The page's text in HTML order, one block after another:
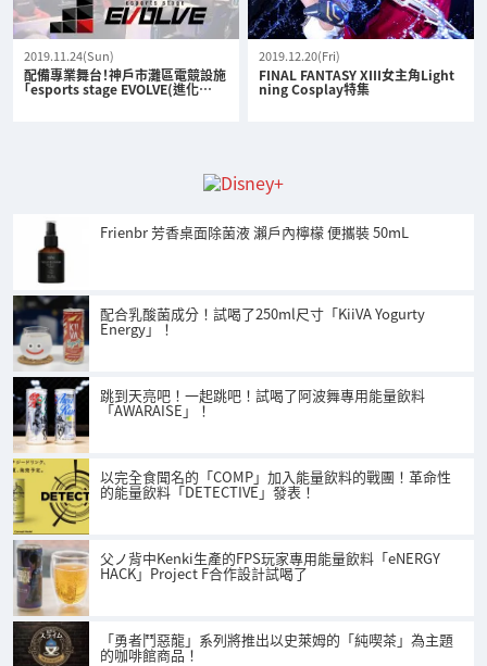
2019.11.24(Sun)
配備專業舞台！神戶市灘區電競設施
「esports stage EVOLVE(進化…
2019.12.20(Fri)
FINAL FANTASY XIII女主角Light
ning Cosplay特集
Frienbr 芳香桌面除菌液 瀨戶內檸檬 便攜裝 50mL
配合乳酸菌成分！試喝了250ml尺寸「KiiVA Yogurty
Energy」！
跳到天亮吧！一起跳吧！試喝了阿波舞專用能量飲料
「AWARAISE」！
以完全食聞名的「COMP」加入能量飲料的戰團！革命性
的能量飲料「DETECTIVE」發表！
父ノ背中Kenki生產的FPS玩家專用能量飲料「eNERGY
HACK」Project F合作設計試喝了
「勇者鬥惡龍」系列將推出以史萊姆的「純喫茶」為主題
的咖啡館商品！